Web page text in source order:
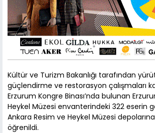
Kültür ve Turizm Bakanlığı tarafından
güçlendirme ve restorasyon çalışmaları
Erzurum Kongre Binası’nda bulunan
Heykel Müzesi envanterindeki 322 eserin
Ankara Resim ve Heykel Müzesi
öğrenildi.